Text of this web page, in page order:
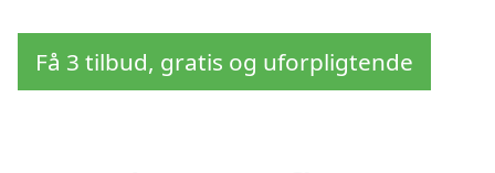
Få 3 tilbud, gratis og uforpligtende